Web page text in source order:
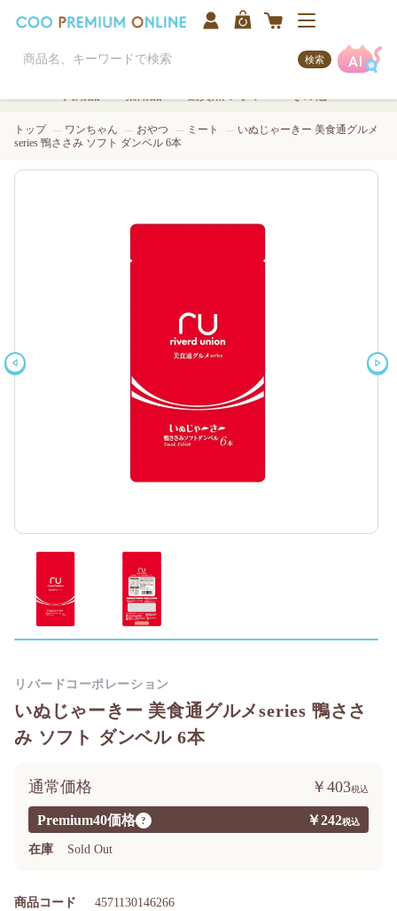
検索
トップ ワンちゃん おやつ ミート
いぬじゃーきー 美食通グルメ
series 鴨ささみ ソフト ダンベル 6本
いぬじゃーきー 美食通グルメseries 鴨ささ
み ソフト ダンベル 6本
Premium40価格 ? ￥242
通常価格 ￥403
在庫 Sold Out
商品コード 4571130146266
リバードコーポレーション